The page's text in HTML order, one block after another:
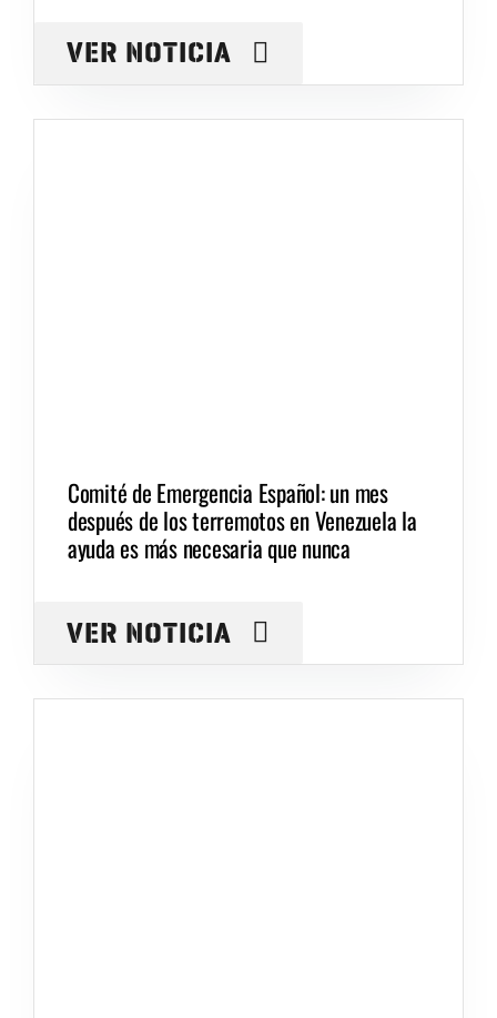
VER NOTICIA
Comité de Emergencia Español: un mes
después de los terremotos en Venezuela la
ayuda es más necesaria que nunca
VER NOTICIA